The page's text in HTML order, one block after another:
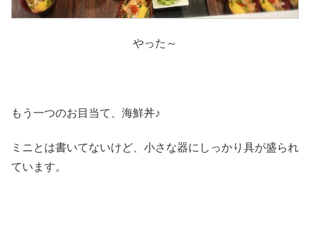
やった～
もう一つのお目当て、海鮮丼♪
ミニとは書いてないけど、小さな器にしっかり具が盛られ
ています。